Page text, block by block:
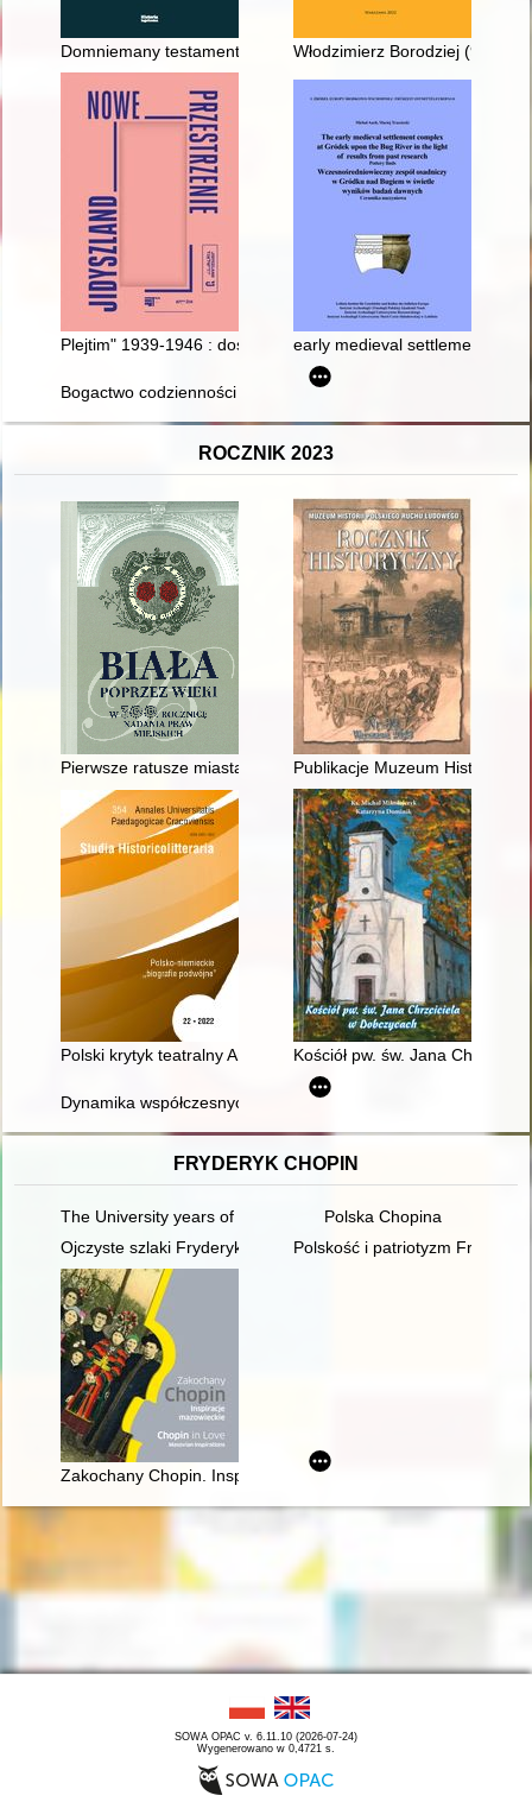
Domniemany testament króla Ptolemeusza X Aleksandra II
Włodzimierz Borodziej (9 IX
Plejtim" 1939-1946 : doświadczenie sowieckiego uchodźstwa
early medieval settlement
Bogactwo codzienności : życie i działalność Andrzeja
ROCZNIK 2023
Pierwsze ratusze miasta Białej Publikacje Muzeum Historii
Polski krytyk teatralny Andrzej Wirth : mistrz
Kościół pw. św. Jana
Dynamika współczesnych przemian krajobrazu a
FRYDERYK CHOPIN
The University years of Fryderyk ChopinPolska Chopina
Ojczyste szlaki Fryderyka ChopinaPolskość i patriotyzm
Zakochany Chopin. Inspiracje mazowieckie. Chopin in love.
SOWA OPAC v. 6.11.10 (2026-07-24)
Wygenerowano w 0,4721 s.